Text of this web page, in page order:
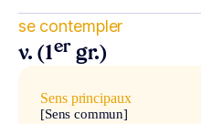
se contempler
v. (1er gr.)
Sens principaux
[Sens commun]